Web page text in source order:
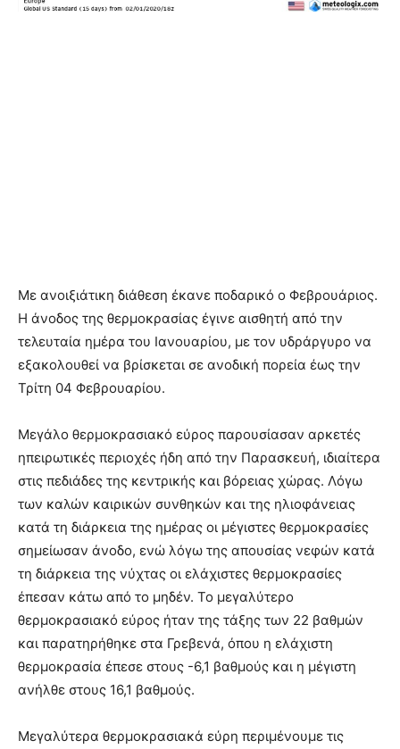
Με ανοιξιάτικη διάθεση έκανε ποδαρικό ο Φεβρουάριος.
Η άνοδος της θερμοκρασίας έγινε αισθητή από την
τελευταία ημέρα του Ιανουαρίου, με τον υδράργυρο να
εξακολουθεί να βρίσκεται σε ανοδική πορεία έως την
Τρίτη 04 Φεβρουαρίου.
Μεγάλο θερμοκρασιακό εύρος παρουσίασαν αρκετές
ηπειρωτικές περιοχές ήδη από την Παρασκευή, ιδιαίτερα
στις πεδιάδες της κεντρικής και βόρειας χώρας. Λόγω
των καλών καιρικών συνθηκών και της ηλιοφάνειας
κατά τη διάρκεια της ημέρας οι μέγιστες θερμοκρασίες
σημείωσαν άνοδο, ενώ λόγω της απουσίας νεφών κατά
τη διάρκεια της νύχτας οι ελάχιστες θερμοκρασίες
έπεσαν κάτω από το μηδέν. Το μεγαλύτερο
θερμοκρασιακό εύρος ήταν της τάξης των 22 βαθμών
και παρατηρήθηκε στα Γρεβενά, όπου η ελάχιστη
θερμοκρασία έπεσε στους -6,1 βαθμούς και η μέγιστη
ανήλθε στους 16,1 βαθμούς.
Μεγαλύτερα θερμοκρασιακά εύρη περιμένουμε τις